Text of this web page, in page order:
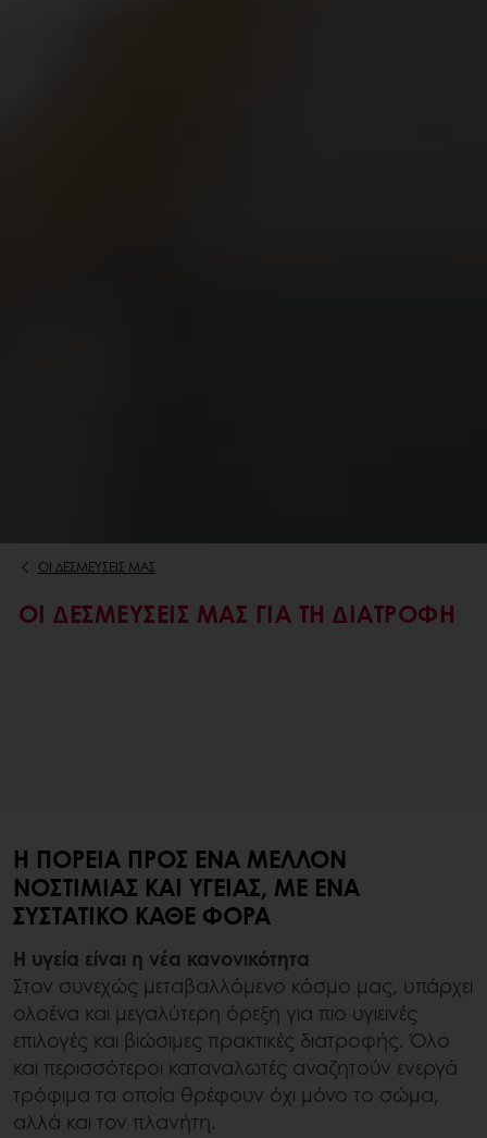
ΟΙ ΔΕΣΜΕΥΣΕΙΣ ΜΑΣ
ΟΙ ΔΕΣΜΕΥΣΕΙΣ ΜΑΣ ΓΙΑ ΤΗ ΔΙΑΤΡΟΦΗ
Η ΠΟΡΕΊΑ ΠΡΟΣ ΈΝΑ ΜΈΛΛΟΝ
ΝΟΣΤΙΜΙΆΣ ΚΑΙ ΥΓΕΊΑΣ, ΜΕ ΈΝΑ
ΣΥΣΤΑΤΙΚΌ ΚΆΘΕ ΦΟΡΆ
Η υγεία είναι η νέα κανονικότητα
Στον συνεχώς μεταβαλλόμενο κόσμο μας, υπάρχει
ολοένα και μεγαλύτερη όρεξη για πιο υγιεινές
επιλογές και βιώσιμες πρακτικές διατροφής. Όλο
και περισσότεροι καταναλωτές αναζητούν ενεργά
τρόφιμα τα οποία θρέφουν όχι μόνο το σώμα,
αλλά και τον πλανήτη.